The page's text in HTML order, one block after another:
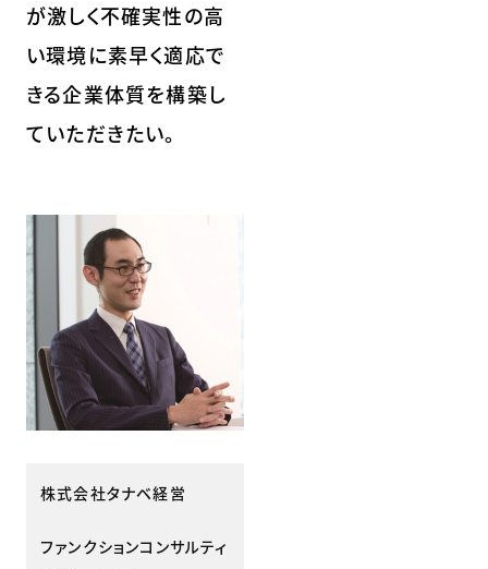
が激しく不確実性の高
い環境に素早く適応で
きる企業体質を構築し
ていただきたい。
株式会社タナベ経営
ファンクションコンサルティ